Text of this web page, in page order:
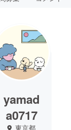
yamad
a0717
東京都